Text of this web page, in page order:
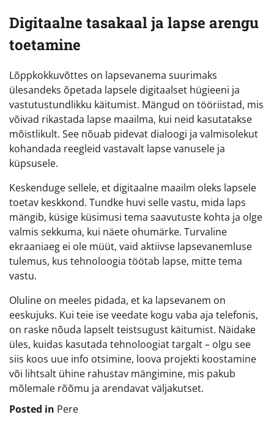
Digitaalne tasakaal ja lapse arengu
toetamine
Lõppkokkuvõttes on lapsevanema suurimaks
ülesandeks õpetada lapsele digitaalset hügieeni ja
vastutustundlikku käitumist. Mängud on tööriistad, mis
võivad rikastada lapse maailma, kui neid kasutatakse
mõistlikult. See nõuab pidevat dialoogi ja valmisolekut
kohandada reegleid vastavalt lapse vanusele ja
küpsusele.
Keskenduge sellele, et digitaalne maailm oleks lapsele
toetav keskkond. Tundke huvi selle vastu, mida laps
mängib, küsige küsimusi tema saavutuste kohta ja olge
valmis sekkuma, kui näete ohumärke. Turvaline
ekraaniaeg ei ole müüt, vaid aktiivse lapsevanemluse
tulemus, kus tehnoloogia töötab lapse, mitte tema
vastu.
Oluline on meeles pidada, et ka lapsevanem on
eeskujuks. Kui teie ise veedate kogu vaba aja telefonis,
on raske nõuda lapselt teistsugust käitumist. Näidake
üles, kuidas kasutada tehnoloogiat targalt – olgu see
siis koos uue info otsimine, loova projekti koostamine
või lihtsalt ühine rahustav mängimine, mis pakub
mõlemale rõõmu ja arendavat väljakutset.
Posted in Pere